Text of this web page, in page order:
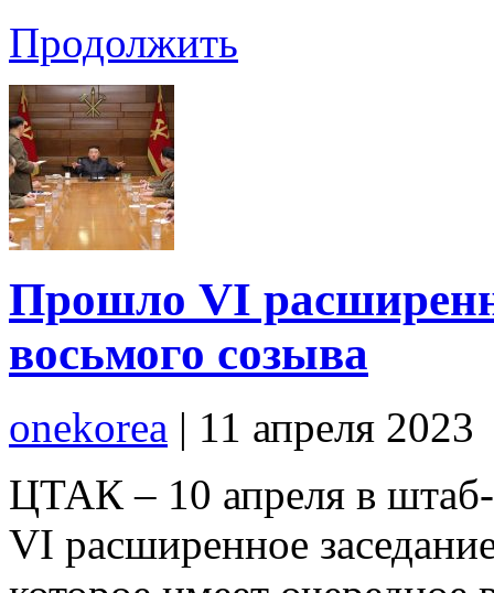
Продолжить
Прошло VI
восьмого созыва
onekorea | 11 апреля 2023
ЦТАК – 10 апреля в
VI расширенное